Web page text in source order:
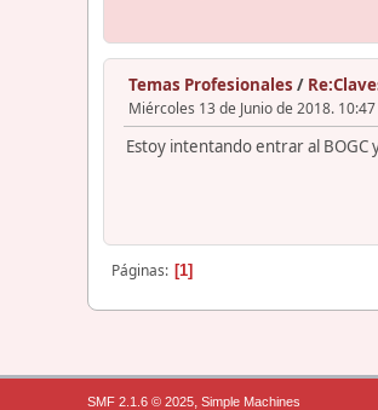
Temas Profesionales /
Miércoles 13 de Junio de 2018.
Estoy intentando entrar al BOGC
Páginas 1
SMF 2.1.6 © 2025, Simple Machines